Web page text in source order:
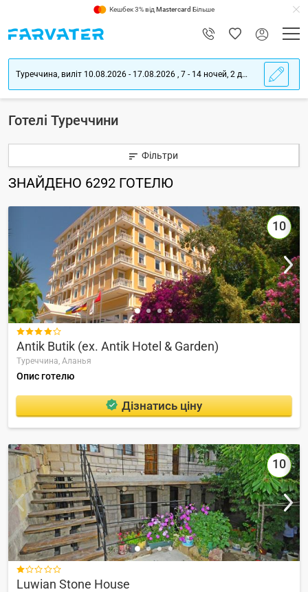
Кешбек 3% від Mastercard Більше
Туреччина, виліт 10.08.2026 - 17.08.2026 , 7 - 14 ночей, 2 дорослих
Готелі Туреччини
Фільтри
ЗНАЙДЕНО 6292 ГОТЕЛЮ
10

Antik Butik (ex. Antik Hotel & Garden)
Туреччина, Аланья
Опис готелю
Дізнатись ціну
10

Luwian Stone House